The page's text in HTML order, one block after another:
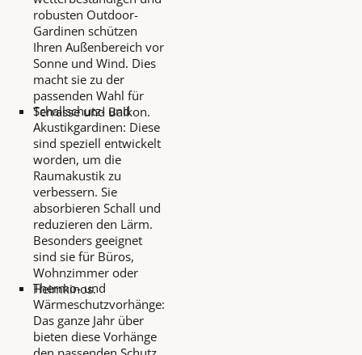
robusten Outdoor-
Gardinen schützen
Ihren Außenbereich vor
Sonne und Wind. Dies
macht sie zu der
passenden Wahl für
Terrasse und Balkon.
Schallschutz- und
Akustikgardinen: Diese
sind speziell entwickelt
worden, um die
Raumakustik zu
verbessern. Sie
absorbieren Schall und
reduzieren den Lärm.
Besonders geeignet
sind sie für Büros,
Wohnzimmer oder
Heimkinos.
Thermo- und
Wärmeschutzvorhänge:
Das ganze Jahr über
bieten diese Vorhänge